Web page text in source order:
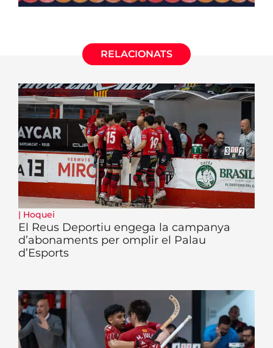
RELACIONATS
| Hoquei
El Reus Deportiu engega la campanya
d’abonaments per omplir el Palau
d’Esports